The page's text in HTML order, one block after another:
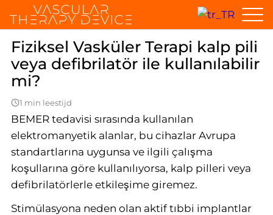
Home Genel sorular Fiziksel Vasküler Terapi kalp pili veya
Fiziksel Vasküler Terapi kalp pili
veya defibrilatör ile kullanılabilir
mi?
1 min leestijd
BEMER tedavisi sırasında kullanılan
elektromanyetik alanlar, bu cihazlar Avrupa
standartlarına uygunsa ve ilgili çalışma
koşullarına göre kullanılıyorsa, kalp pilleri veya
defibrilatörlerle etkileşime giremez.
Stimülasyona neden olan aktif tıbbi implantlar